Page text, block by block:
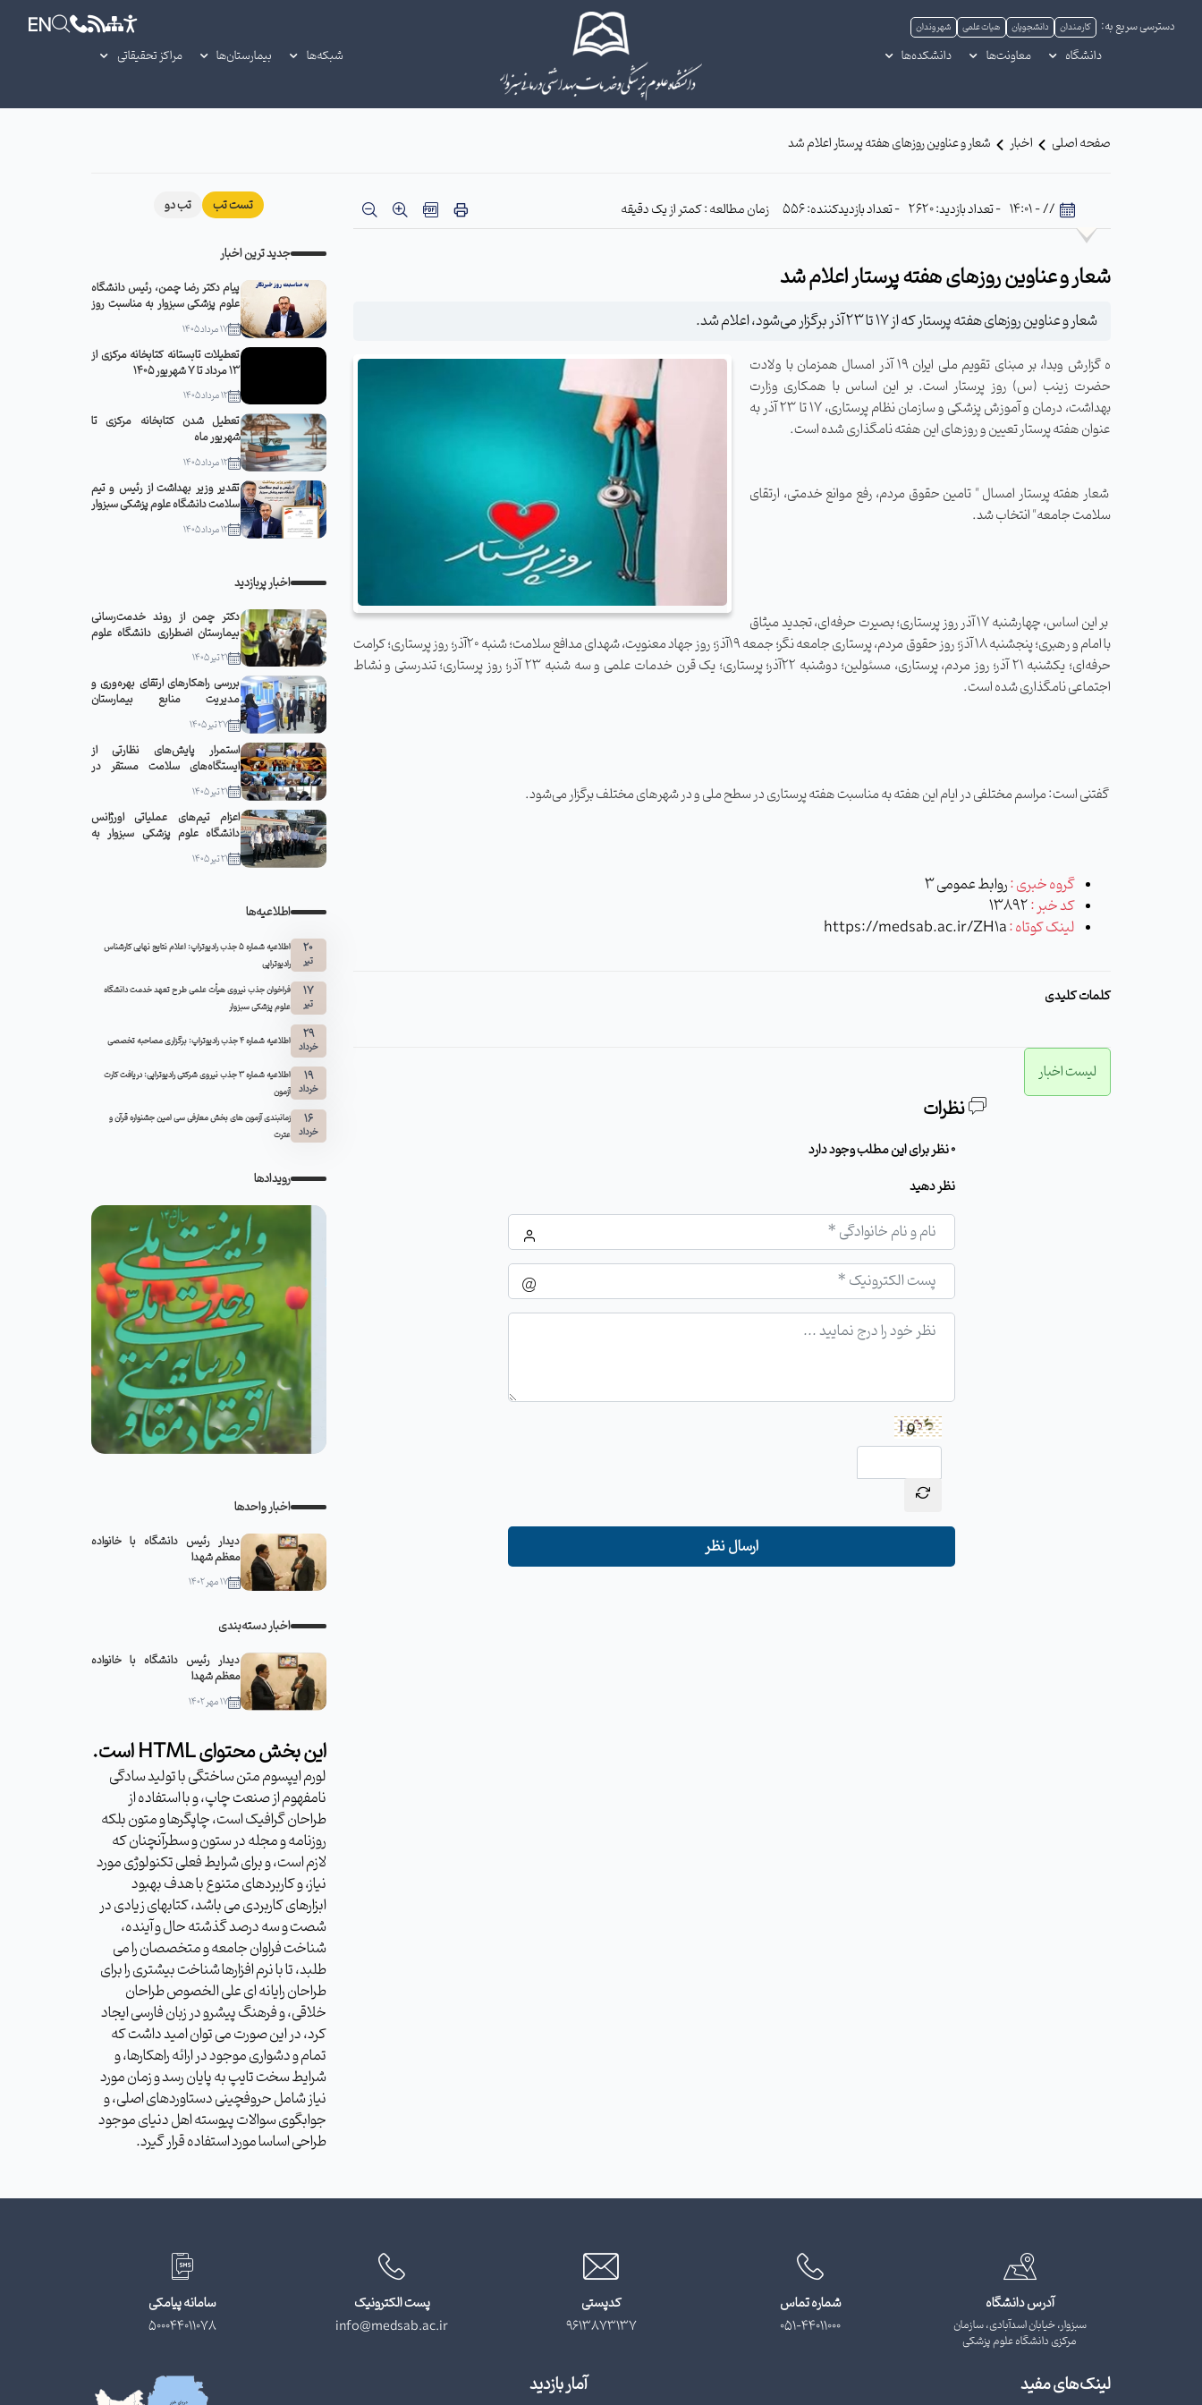
دسترسی سریع به: کارمندان دانشجویان هیات علمی شهروندان EN
دانشگاه معاونت‌ها دانشکده‌ها شبکه‌ها بیمارستان‌ها مراکز تحقیقاتی
صفحه اصلی اخبار شعار و عناوین روزهای هفته پرستار اعلام شد
// - 14:01 - تعداد بازدید: 2620 - تعداد بازدیدکننده: 556 زمان مطالعه : کمتر از یک دقیقه
شعار و عناوین روزهای هفته پرستار اعلام شد
شعار و عناوین روزهای هفته پرستار که از 17 تا 23 آذر برگزار می‌شود، اعلام شد.
ه گزارش وبدا، بر مبنای تقویم ملی ایران 19 آذر امسال همزمان با ولادت
حضرت زینب (س) روز پرستار است. بر این اساس با همکاری وزارت
بهداشت، درمان و آموزش پزشکی و سازمان نظام پرستاری، 17 تا 23 آذر به
عنوان هفته پرستار تعیین و روزهای این هفته نامگذاری شده است.
شعار هفته پرستار امسال " تامین حقوق مردم، رفع موانع خدمتی، ارتقای
سلامت جامعه" انتخاب شد.
بر این اساس، چهارشنبه 17 آذر روز پرستاری؛ بصیرت حرفه‌ای، تجدید میثاق
با امام و رهبری؛ پنجشنبه 18 آذز؛ روز حقوق مردم، پرستاری جامعه نگر؛ جمعه 19آذز؛ روز جهاد معنویت، شهدای مدافع سلامت؛ شنبه 20آذر؛ روز پرستاری؛ کرامت
حرفه‌ای؛ یکشنبه 21 آذر؛ روز مردم، پرستاری، مسئولین؛ دوشنبه 22آذر؛ پرستاری؛ یک قرن خدمات علمی و سه شنبه 23 آذر؛ روز پرستاری؛ تندرستی و نشاط
اجتماعی نامگذاری شده است.
گفتنی است: مراسم مختلفی در ایام این هفته به مناسبت هفته پرستاری در سطح ملی و در شهرهای مختلف برگزار می‌شود.
گروه خبری :روابط عمومی 3
کد خبر :13892
لینک کوتاه :https://medsab.ac.ir/ZH1a
کلمات کلیدی
لیست اخبار
نظرات
0 نظر برای این مطلب وجود دارد
نظر دهید
ارسال نظر
تست تب تب دو
جدید ترین اخبار
پیام دکتر رضا چمن، رئیس دانشگاه
علوم پزشکی سبزوار به مناسبت روز
خبرنگار
17 مرداد 1405
تعطیلات تابستانه کتابخانه مرکزی از
13 مرداد تا 7 شهریور 1405
12 مرداد 1405
تعطیل شدن کتابخانه مرکزی تا
شهریور ماه
12 مرداد 1405
تقدیر وزیر بهداشت از رئیس و تیم
سلامت دانشگاه علوم پزشکی سبزوار
12 مرداد 1405
اخبار پربازدید
دکتر چمن از روند خدمت‌رسانی
بیمارستان اضطراری دانشگاه علوم
پزشکی سبزوار در مشهد مقدس
بازدید کرد
21 تیر 1405
بررسی راهکارهای ارتقای بهره‌وری و
مدیریت منابع بیمارستان
قمربنی‌هاشم(ع) جوین با حضور
رئیس دانشگاه
27 تیر 1405
استمرار پایش‌های نظارتی از
ایستگاه‌های سلامت مستقر در
مواکب سبزوار
21 تیر 1405
اعزام تیم‌های عملیاتی اورژانس
دانشگاه علوم پزشکی سبزوار به
مشهد مقدس
21 تیر 1405
اطلاعیه‌ها
20
تیر
اطلاعیه شماره 5 جذب رادیوتراپ: اعلام نتایج نهایی کارشناس
رادیوتراپی
17
تیر
فراخوان جذب نیروی هیأت علمی طرح تعهد خدمت دانشگاه
علوم پزشکی سبزوار
29
خرداد اطلاعیه شماره ۴ جذب رادیوتراپ: برگزاری مصاحبه تخصصی
19
خرداد
اطلاعیه شماره 3 جذب نیروی شرکتی رادیوتراپی: دریافت کارت
آزمون
16
خرداد
زمانبندی آزمون های بخش معارفی سی امین جشنواره قرآن و
عترت
رویدادها
اخبار واحدها
دیدار رئیس دانشگاه با خانواده
معظم شهدا
۱۷ مهر ۱۴۰۲
اخبار دسته‌بندی
دیدار رئیس دانشگاه با خانواده
معظم شهدا
۱۷ مهر ۱۴۰۲
این بخش محتوای HTML است.
لورم ایپسوم متن ساختگی با تولید سادگی
نامفهوم از صنعت چاپ، و با استفاده از
طراحان گرافیک است، چاپگرها و متون بلکه
روزنامه و مجله در ستون و سطرآنچنان که
لازم است، و برای شرایط فعلی تکنولوژی مورد
نیاز، و کاربردهای متنوع با هدف بهبود
ابزارهای کاربردی می باشد، کتابهای زیادی در
شصت و سه درصد گذشته حال و آینده،
شناخت فراوان جامعه و متخصصان را می
طلبد، تا با نرم افزارها شناخت بیشتری را برای
طراحان رایانه ای علی الخصوص طراحان
خلاقی، و فرهنگ پیشرو در زبان فارسی ایجاد
کرد، در این صورت می توان امید داشت که
تمام و دشواری موجود در ارائه راهکارها، و
شرایط سخت تایپ به پایان رسد و زمان مورد
نیاز شامل حروفچینی دستاوردهای اصلی، و
جوابگوی سوالات پیوسته اهل دنیای موجود
طراحی اساسا مورد استفاده قرار گیرد.
آدرس دانشگاه
سبزوار، خیابان اسدآبادی، سازمان
مرکزی دانشگاه علوم پزشکی
شماره تماس
051-44011000
کدپستی
9613873137
پست الکترونیک
info@medsab.ac.ir
سامانه پیامکی
500044011078
لینک‌های مفید آمار بازدید